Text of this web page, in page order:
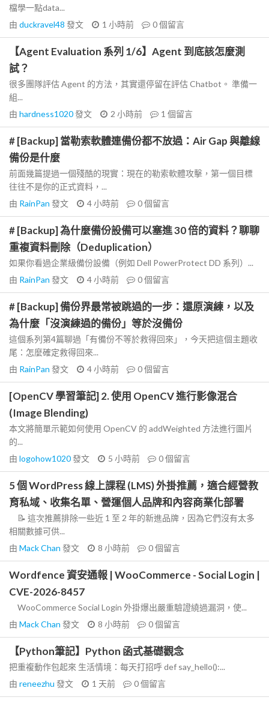
檔學一點data...
由 duckravel48 發文 1 小時前 0個留言
【Agent Evaluation 系列 1/6】Agent 到底該怎麼測
試？
很多團隊評估 Agent 的方法，其實還停留在評估 Chatbot。 準備一
組...
由 hardness1020發文 2 小時前 1 個留言
# [Backup] 當勒索軟體連備份都不放過：Air Gap 與離線
備份是什麼
前面幾篇提過一個殘酷的現實：現在的勒索軟體攻擊，第一個目標
往往不是你的正式資料，...
由 RainPan 發文 4 小時前 0個留言
# [Backup] 為什麼備份設備可以塞進 30 倍的資料？聊聊
重複資料刪除（Deduplication）
如果你看過企業級備份設備（例如 Dell PowerProtect DD 系列）...
由 RainPan 發文 4 小時前 0個留言
# [Backup] 備份界最常被跳過的一步：還原演練，以及
為什麼「沒演練過的備份」等於沒備份
這個系列第4篇聊過「有備份不等於救得回來」，今天把這個主題收
尾：怎麼確定救得回來...
由 RainPan 發文 4 小時前 0個留言
[OpenCV 學習筆記] 2. 使用 OpenCV 進行影像混合
(Image Blending)
本文將簡單示範如何使用 OpenCV 的 addWeighted 方法進行圖片
的...
由 logohow1020發文 5 小時前 0個留言
5 個 WordPress 線上課程 (LMS) 外掛推薦，適合經營教
育私域、收集名單、營運個人品牌和內容商業化部署
📝 這次推薦排除一些近 1 至 2 年的新進品牌，因為它們沒有太多
相關數據可供...
由 Mack Chan 發文 8 小時前 0個留言
Wordfence 資安通報 | WooCommerce - Social Login |
CVE-2026-8457
WooCommerce Social Login 外掛爆出嚴重驗證繞過漏洞，使...
由 Mack Chan 發文 8 小時前 0個留言
【Python筆記】Python 函式基礎觀念
把重複動作包起來 生活情境：每天打招呼 def say_hello():...
由 reneezhu 發文 1 天前 0個留言